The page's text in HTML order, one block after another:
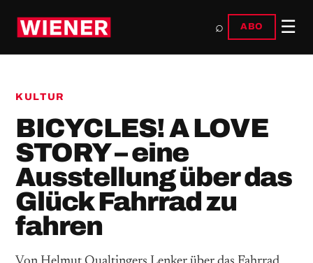
⌕ ABO ☰
KULTUR
BICYCLES! A LOVE
STORY – eine
Ausstellung über das
Glück Fahrrad zu
fahren